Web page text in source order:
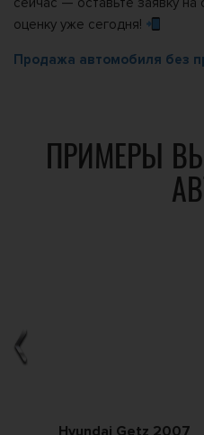
оценку уже сегодня!
Продажа автомобиля без
ПРИМЕРЫ